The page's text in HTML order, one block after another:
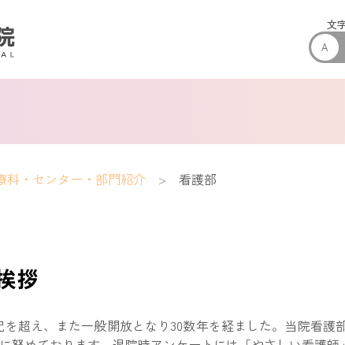
文
A
科・センター・部門紹介 看護部
拶
を超え、また一般開放となり30数年を経ました。当院看